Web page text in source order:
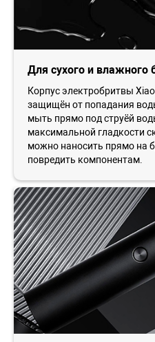
Для сухого и влажного
Корпус электробритвы
защищён от попадания
мыть прямо под струёй
максимальной гладкости
можно наносить прямо на
повредить компонентам.